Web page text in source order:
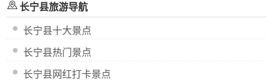
长宁县旅游导航
长宁县十大景点
长宁县热门景点
长宁县网红打卡景点